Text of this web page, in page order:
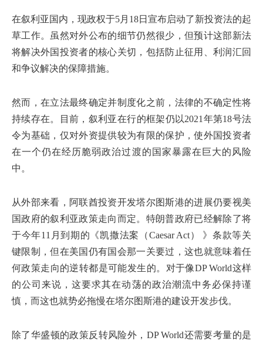
在叙利亚国内，现政权于5月18日宣布启动了新投资法的起
草工作。虽然对外公布的细节仍然很少，但预计这部新法
将解决外国投资者的核心关切，包括防止征用、利润汇回
和争议解决的保障措施。
然而，在立法最终确定并制度化之前，法律的不确定性将
持续存在。目前，叙利亚在行的框架仍以2021年第18号法
令为基础，仅对外资提供较为有限的保护，使外国投资者
在一个仍在经历脆弱政治过渡的国家暴露在巨大的风险
中。
从外部来看，阿联酋投资开发塔尔图斯港的进展仍要视美
国政府的叙利亚政策走向而定。特朗普政府已经解除了将
于今年11月到期的《凯撒法案（Caesar Act） 》条款等关
键限制，但在美国仍有国会那一关要过，这也就意味着任
何政策走向的逆转都是可能发生的。对于像DP World这样
的公司来说，这要求其在动荡的政治潮流中务必保持谨
慎，而这也就势必拖慢在塔尔图斯港的建设开发步伐。
除了华盛顿的政策反转风险外，DP World还需要考量的是